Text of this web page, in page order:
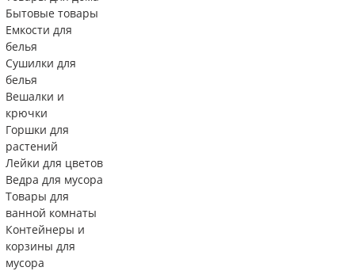
Бытовые товары
Емкости для
белья
Сушилки для
белья
Вешалки и
крючки
Горшки для
растений
Лейки для цветов
Ведра для мусора
Товары для
ванной комнаты
Контейнеры и
корзины для
мусора